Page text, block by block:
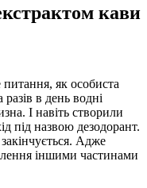
кави
як особиста
в день водні
І навіть створили
під назвою дезодорант.
Адже
іншими частинами